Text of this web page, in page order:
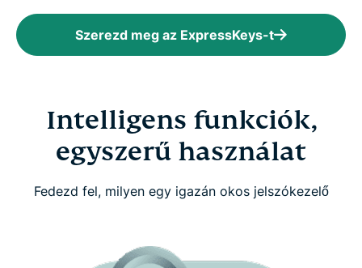
Szerezd meg az ExpressKeys-t
Intelligens funkciók,
egyszerű használat
Fedezd fel, milyen egy igazán okos jelszókezelő